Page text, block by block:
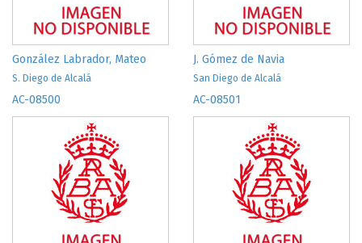
González Labrador, Mateo
S. Diego de Alcalá
J. Gómez de Navia
San Diego de Alcalá
AC-08500 AC-08501